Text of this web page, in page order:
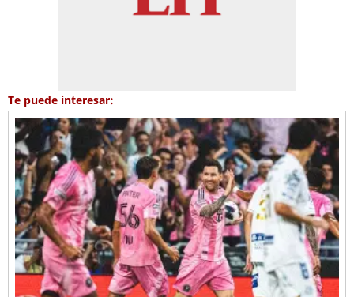
Te puede interesar: